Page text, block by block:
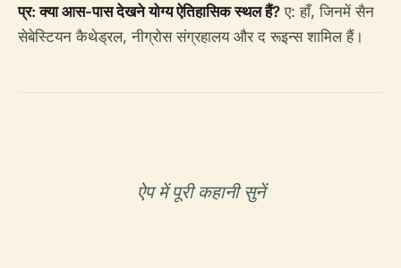
प्र: क्या आस-पास देखने योग्य ऐतिहासिक स्थल हैं? ए: हाँ, जिनमें सैन
सेबेस्टियन कैथेड्रल, नीग्रोस संग्रहालय और द रूइन्स शामिल हैं।
ऐप में पूरी कहानी सुनें